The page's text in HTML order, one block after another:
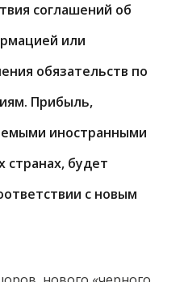
соглашений об
или
обязательств по
Прибыль,
иностранными
странах, будет
с новым